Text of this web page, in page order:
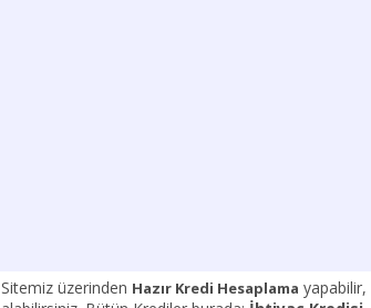
Sitemiz üzerinden Hazır Kredi Hesaplama yapabilir,